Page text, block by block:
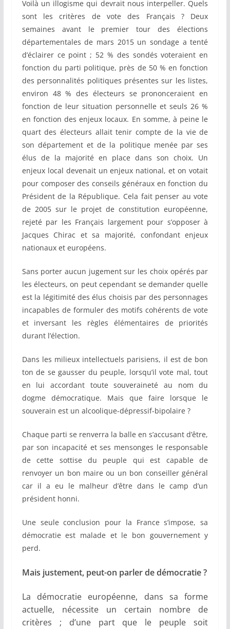
Voilà un illogisme qui devrait nous interpeller. Quels
sont les critères de vote des Français ? Deux
semaines avant le premier tour des élections
départementales de mars 2015 un sondage a tenté
d’éclairer ce point ; 52 % des sondés voteraient en
fonction du parti politique, près de 50 % en fonction
des personnalités politiques présentes sur les listes,
environ 48 % des électeurs se prononceraient en
fonction de leur situation personnelle et seuls 26 %
en fonction des enjeux locaux. En somme, à peine le
quart des électeurs allait tenir compte de la vie de
son département et de la politique menée par ses
élus de la majorité en place dans son choix. Un
enjeux local devenait un enjeux national, et on votait
pour composer des conseils généraux en fonction du
Président de la République. Cela fait penser au vote
de 2005 sur le projet de constitution européenne,
rejeté par les Français largement pour s’opposer à
Jacques Chirac et sa majorité, confondant enjeux
nationaux et européens.
Sans porter aucun jugement sur les choix opérés par
les électeurs, on peut cependant se demander quelle
est la légitimité des élus choisis par des personnages
incapables de formuler des motifs cohérents de vote
et inversant les règles élémentaires de priorités
durant l’élection.
Dans les milieux intellectuels parisiens, il est de bon
ton de se gausser du peuple, lorsqu’il vote mal, tout
en lui accordant toute souveraineté au nom du
dogme démocratique. Mais que faire lorsque le
souverain est un alcoolique-dépressif-bipolaire ?
Chaque parti se renverra la balle en s’accusant d’être,
par son incapacité et ses mensonges le responsable
de cette sottise du peuple qui est capable de
renvoyer un bon maire ou un bon conseiller général
car il a eu le malheur d’être dans le camp d’un
président honni.
Une seule conclusion pour la France s’impose, sa
démocratie est malade et le bon gouvernement y
perd.
Mais justement, peut-on parler de démocratie ?
La démocratie européenne, dans sa forme
actuelle, nécessite un certain nombre de
critères ; d’une part que le peuple soit